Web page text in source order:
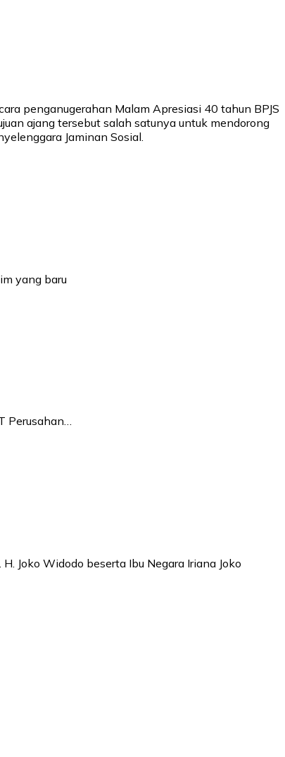
penganugerahan Malam Apresiasi 40 tahun BPJS
ajang tersebut salah satunya untuk mendorong
Jaminan Sosial.
yang baru
Perusahan…
Joko Widodo beserta Ibu Negara Iriana Joko